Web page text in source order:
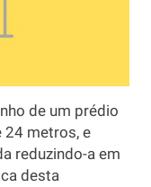
de um prédio
24 metros, e
reduzindo-a em
desta